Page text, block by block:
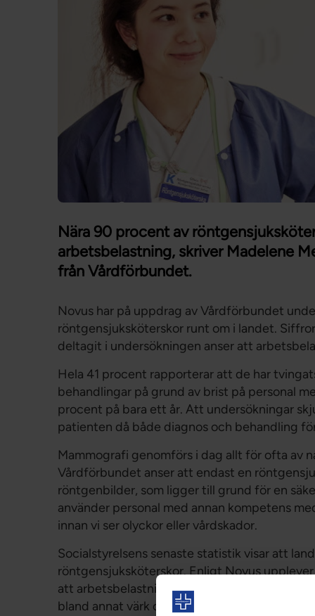
Nära 90 procent av
arbetsbelastning, skriver Madelene
från Vårdförbundet.
Novus har på uppdrag av Vårdförbundet
röntgensjuksköterskor runt om i landet.
deltagit i undersökningen anser att
Hela 41 procent rapporterar att de har
behandlingar på grund av brist på personal
procent på bara ett år. Att undersökningar
patienten då både diagnos och behandling
Mammografi genomförs i dag allt för ofta av
Vårdförbundet anser att endast en
röntgenbilder, som ligger till grund för en
använder personal med annan kompetens
innan vi ser olyckor eller vårdskador.
Socialstyrelsens senaste statistik visar att
röntgensjuksköterskor. Enligt Novus
att arbetsbelastningen är mycket tuff. Hela
bland annat värk och sömnstörningar som